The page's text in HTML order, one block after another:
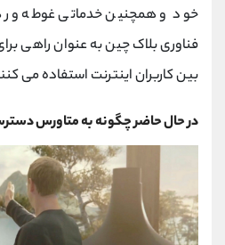
خود و همچنین خدماتی غوطه ور
فناوری بلاک چین به عنوان راهی
بین کاربران اینترنت استفاده می
در حال حاضر چگونه به متاورس